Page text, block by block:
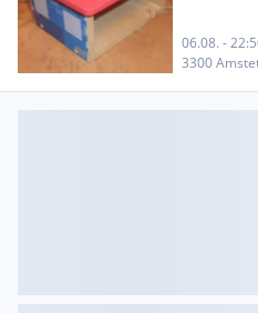
06.08. -
3300